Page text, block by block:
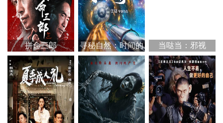
拼命三郎
寻秘自然：时间的
形状
当哒当：邪视